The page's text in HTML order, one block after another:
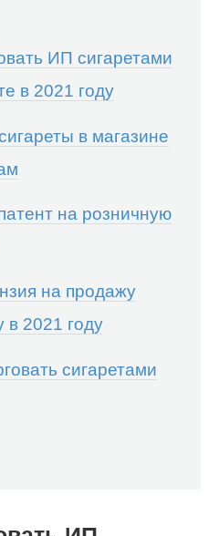
ИП сигаретами
в 2021 году
в магазине
на розничную
на продажу
в 2021 году
сигаретами